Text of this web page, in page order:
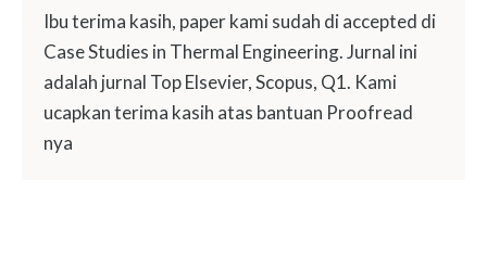
Ibu terima kasih, paper kami sudah di accepted di
Case Studies in Thermal Engineering. Jurnal ini
adalah jurnal Top Elsevier, Scopus, Q1. Kami
ucapkan terima kasih atas bantuan Proofread
nya